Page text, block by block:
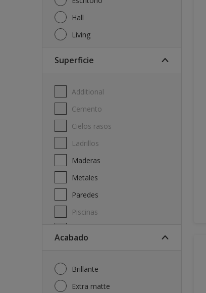
Hall
Living
Superficie
Additional
Cemento
Cielos rasos
Ladrillos
Maderas
Metales
Paredes
Piscinas
Acabado
Brillante
Extra matte